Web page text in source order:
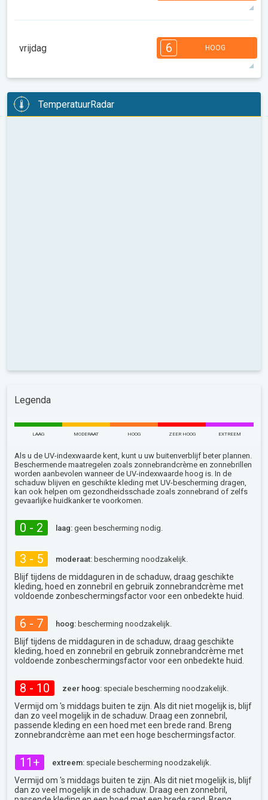
12 u 06:33 20:49 35°max
08:00 14:00
3
12 u 06:34 20:47 36°max
vrijdag 6 HOOG
1
08:00
4 4 3
TemperatuurRadar
Legenda
LAAG MODERAAT HOOG ZEER HOOG EXTREEM
Als u de UV-indexwaarde kent, kunt u uw buitenverblijf beter plannen.
Beschermende maatregelen zoals zonnebrandcrème en zonnebrillen
worden aanbevolen wanneer de UV-indexwaarde hoog is. In de
schaduw blijven en geschikte kleding met UV-bescherming dragen,
kan ook helpen om gezondheidsschade zoals zonnebrand of zelfs
gevaarlijke huidkanker te voorkomen.
0 - 2 laag: geen bescherming nodig.
3 - 5 moderaat: bescherming noodzakelijk.
Blijf tijdens de middaguren in de schaduw, draag geschikte
kleding, hoed en zonnebril en gebruik zonnebrandcrème met
voldoende zonbeschermingsfactor voor een onbedekte huid.
6 - 7 hoog: bescherming noodzakelijk.
Blijf tijdens de middaguren in de schaduw, draag geschikte
kleding, hoed en zonnebril en gebruik zonnebrandcrème met
voldoende zonbeschermingsfactor voor een onbedekte huid.
8 - 10 zeer hoog: speciale bescherming noodzakelijk.
Vermijd om 's middags buiten te zijn. Als dit niet mogelijk is, blijf
dan zo veel mogelijk in de schaduw. Draag een zonnebril,
passende kleding en een hoed met een brede rand. Breng
zonnebrandcrème aan met een hoge beschermingsfactor.
11+ extreem: speciale bescherming noodzakelijk.
Vermijd om 's middags buiten te zijn. Als dit niet mogelijk is, blijf
dan zo veel mogelijk in de schaduw. Draag een zonnebril,